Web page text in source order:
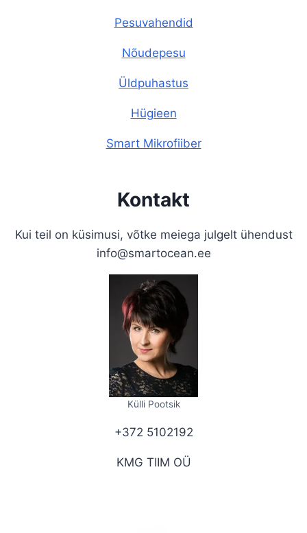
Pesuvahendid
Nõudepesu
Üldpuhastus
Hügieen
Smart Mikrofiiber
Kontakt
Kui teil on küsimusi, võtke meiega julgelt ühendust
info@smartocean.ee
Külli Pootsik
+372 5102192
KMG TIIM OÜ